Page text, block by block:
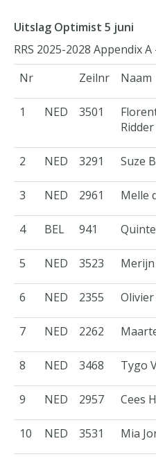
Uitslag Optimist 5 juni
RRS 2025-2028 Appendix
Nr
Zeilnr Naam
1 NED 3501
Ridder
2 NED 3291 Suze
3 NED 2961 Melle
4 BEL 941
5 NED 3523
6 NED 2355
7 NED 2262
8 NED 3468 Tygo
9 NED 2957 Cees
10 NED 3531 Mia